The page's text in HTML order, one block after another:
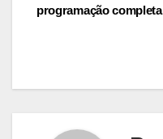
programação completa